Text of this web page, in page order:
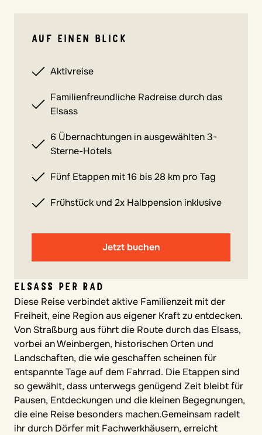
AUF EINEN BLICK
Aktivreise
Familienfreundliche Radreise durch das
Elsass
6 Übernachtungen in ausgewählten 3-
Sterne-Hotels
Fünf Etappen mit 16 bis 28 km pro Tag
Frühstück und 2x Halbpension inklusive
Jetzt buchen
ELSASS PER RAD
Diese Reise verbindet aktive Familienzeit mit der
Freiheit, eine Region aus eigener Kraft zu entdecken.
Von Straßburg aus führt die Route durch das Elsass,
vorbei an Weinbergen, historischen Orten und
Landschaften, die wie geschaffen scheinen für
entspannte Tage auf dem Fahrrad. Die Etappen sind
so gewählt, dass unterwegs genügend Zeit bleibt für
Pausen, Entdeckungen und die kleinen Begegnungen,
die eine Reise besonders machen.Gemeinsam radelt
ihr durch Dörfer mit Fachwerkhäusern, erreicht